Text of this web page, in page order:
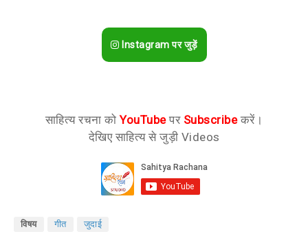
Instagram पर जुड़ें
साहित्य रचना कोYouTubeपर Subscribeकरें।
देखिए साहित्य से जुड़ी Videos
विषय गीत जुदाई